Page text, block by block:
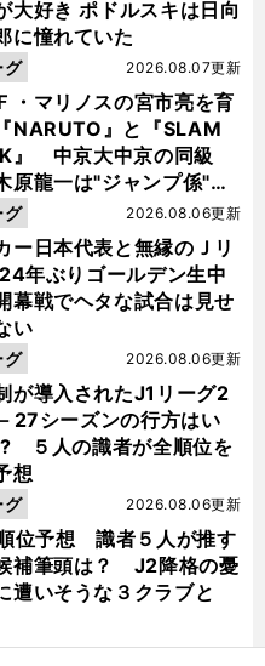
大好き ポドルスキは日向
に憧れていた
・マリノスの宮市亮を育
NARUTO』と『SLAM
』 中京大中京の同級
原龍一は"ジャンプ係"だ
2026.08.07更新
グ
ー日本代表と無縁のＪリ
年ぶりゴールデン生中
幕戦でヘタな試合は見せ
い
2026.08.06更新
グ
が導入されたJ1リーグ2
27シーズンの行方はい
５人の識者が全順位を
想
2026.08.06更新
グ
位予想 識者５人が推す
補筆頭は？ J2降格の憂
遭いそうな３クラブと
2026.08.06更新
グ